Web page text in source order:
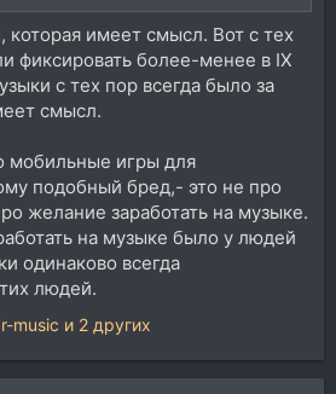
которая имеет смысл. Вот с тех
фиксировать более-менее в IX
с тех пор всегда было за
смысл.
мобильные игры для
подобный бред,- это не про
желание заработать на музыке.
на музыке было у людей
одинаково всегда
людей.
music и 2 других